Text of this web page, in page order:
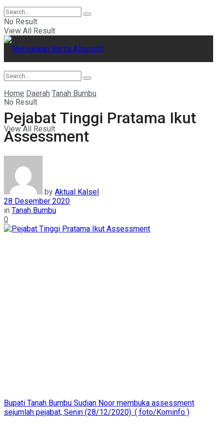
No Result
View All Result
No Result
View All Result
Home Daerah Tanah Bumbu
Pejabat Tinggi Pratama Ikut
Assessment
by Aktual Kalsel
28 Desember 2020
in Tanah Bumbu
0
Bupati Tanah Bumbu Sudian Noor membuka assessment
sejumlah pejabat, Senin (28/12/2020). ( foto/Kominfo )